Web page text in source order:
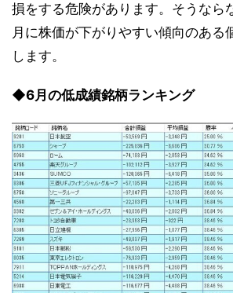
損をする危険があります。そうなら
月に株価が下がりやすい傾向のある
します。
◆6月の低成績銘柄ランキング